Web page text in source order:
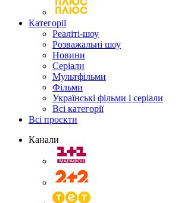
Категорії
Реаліті-шоу
Розважальні шоу
Новини
Серіали
Мультфільми
Фільми
Українські фільми і серіали
Всі категорії
Всі проєкти
Канали